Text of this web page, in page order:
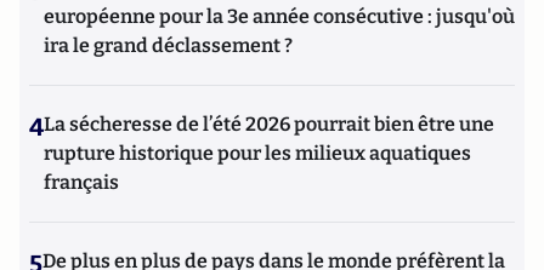
européenne pour la 3e année consécutive : jusqu'où
ira le grand déclassement ?
4La sécheresse de l’été 2026 pourrait bien être une
rupture historique pour les milieux aquatiques
français
5De plus en plus de pays dans le monde préfèrent la